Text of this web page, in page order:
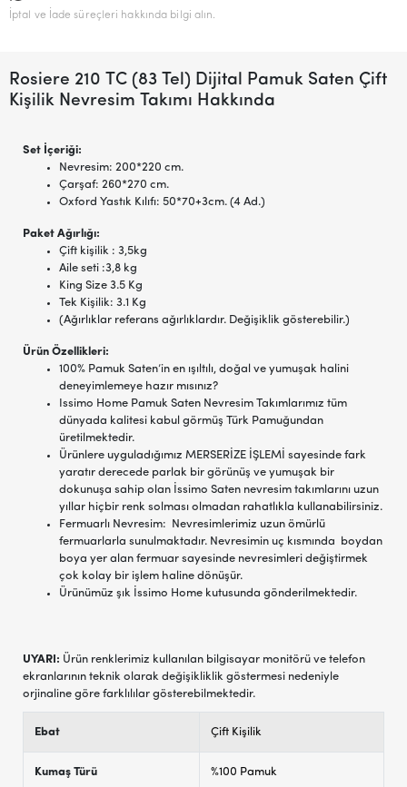
İptal ve İade süreçleri hakkında bilgi alın.
Rosiere 210 TC (83 Tel) Dijital Pamuk Saten Çift
Kişilik Nevresim Takımı Hakkında
Set İçeriği:
Nevresim: 200*220 cm.
Çarşaf: 260*270 cm.
Oxford Yastık Kılıfı: 50*70+3cm. (4 Ad.)
Paket Ağırlığı:
Çift kişilik : 3,5kg
Aile seti :3,8 kg
King Size 3.5 Kg
Tek Kişilik: 3.1 Kg
(Ağırlıklar referans ağırlıklardır. Değişiklik gösterebilir.)
Ürün Özellikleri:
100% Pamuk Saten’in en ışıltılı, doğal ve yumuşak halini
deneyimlemeye hazır mısınız?
Issimo Home Pamuk Saten Nevresim Takımlarımız tüm
dünyada kalitesi kabul görmüş Türk Pamuğundan
üretilmektedir.
Ürünlere uyguladığımız MERSERİZE İŞLEMİ sayesinde fark
yaratır derecede parlak bir görünüş ve yumuşak bir
dokunuşa sahip olan İssimo Saten nevresim takımlarını uzun
yıllar hiçbir renk solması olmadan rahatlıkla kullanabilirsiniz.
Fermuarlı Nevresim: Nevresimlerimiz uzun ömürlü
fermuarlarla sunulmaktadır. Nevresimin uç kısmında boydan
boya yer alan fermuar sayesinde nevresimleri değiştirmek
çok kolay bir işlem haline dönüşür.
Ürünümüz şık İssimo Home kutusunda gönderilmektedir.
UYARI: Ürün renklerimiz kullanılan bilgisayar monitörü ve telefon
ekranlarının teknik olarak değişikliklik göstermesi nedeniyle
orjinaline göre farklılılar gösterebilmektedir.
Ebat Çift Kişilik
Kumaş Türü %100 Pamuk